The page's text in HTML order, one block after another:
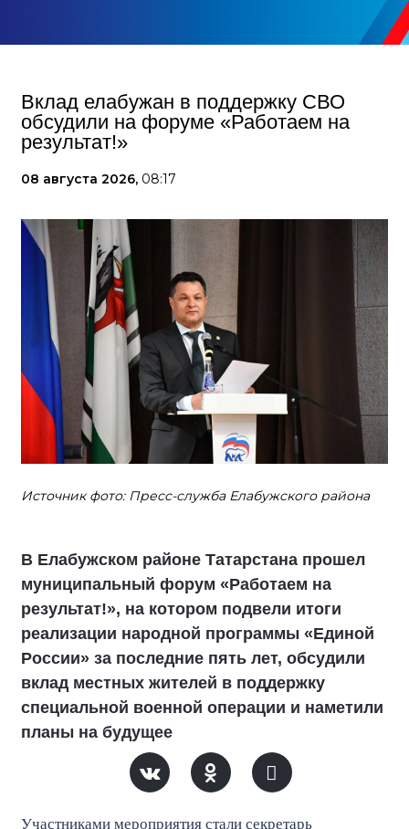
Вклад елабужан в поддержку СВО
обсудили на форуме «Работаем на
результат!»
08 августа 2026, 08:17
Источник фото: Пресс-служба Елабужского района
В Елабужском районе Татарстана прошел
муниципальный форум «Работаем на
результат!», на котором подвели итоги
реализации народной программы «Единой
России» за последние пять лет, обсудили
вклад местных жителей в поддержку
специальной военной операции и наметили
планы на будущее
Участниками мероприятия стали секретарь